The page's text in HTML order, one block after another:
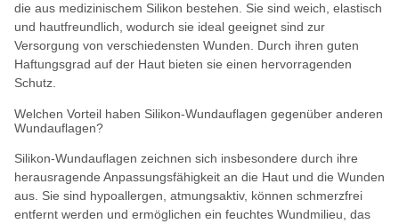
die aus medizinischem Silikon bestehen. Sie sind weich, elastisch
und hautfreundlich, wodurch sie ideal geeignet sind zur
Versorgung von verschiedensten Wunden. Durch ihren guten
Haftungsgrad auf der Haut bieten sie einen hervorragenden
Schutz.
Welchen Vorteil haben Silikon-Wundauflagen gegenüber anderen
Wundauflagen?
Silikon-Wundauflagen zeichnen sich insbesondere durch ihre
herausragende Anpassungsfähigkeit an die Haut und die Wunden
aus. Sie sind hypoallergen, atmungsaktiv, können schmerzfrei
entfernt werden und ermöglichen ein feuchtes Wundmilieu, das